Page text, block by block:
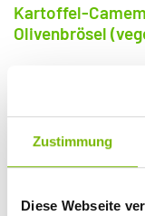
Zustimmung
Diese Webseite
Kartoffel-
Olivenbrösel
400 g Mehl plus etwas
Für den Belag